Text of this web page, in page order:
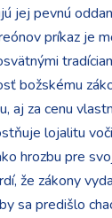
jej pevnú
príkaz je
božskému
aj za cenu
lojalitu
hrozbu pre
že zákony
sa predišlo